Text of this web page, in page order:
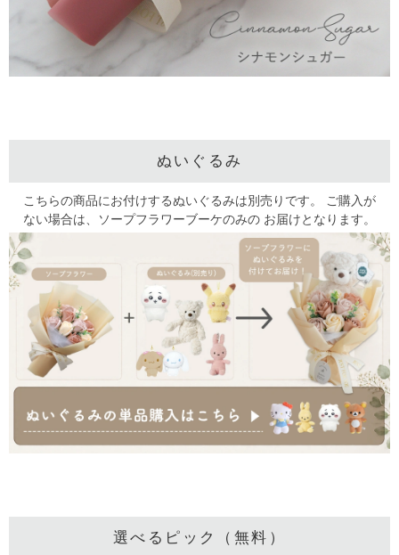
ぬいぐるみ
こちらの商品にお付けするぬいぐるみは別売りです。
ご購入が
ない場合は、ソープフラワーブーケのみの お届けとなります。
選べるピック（無料）